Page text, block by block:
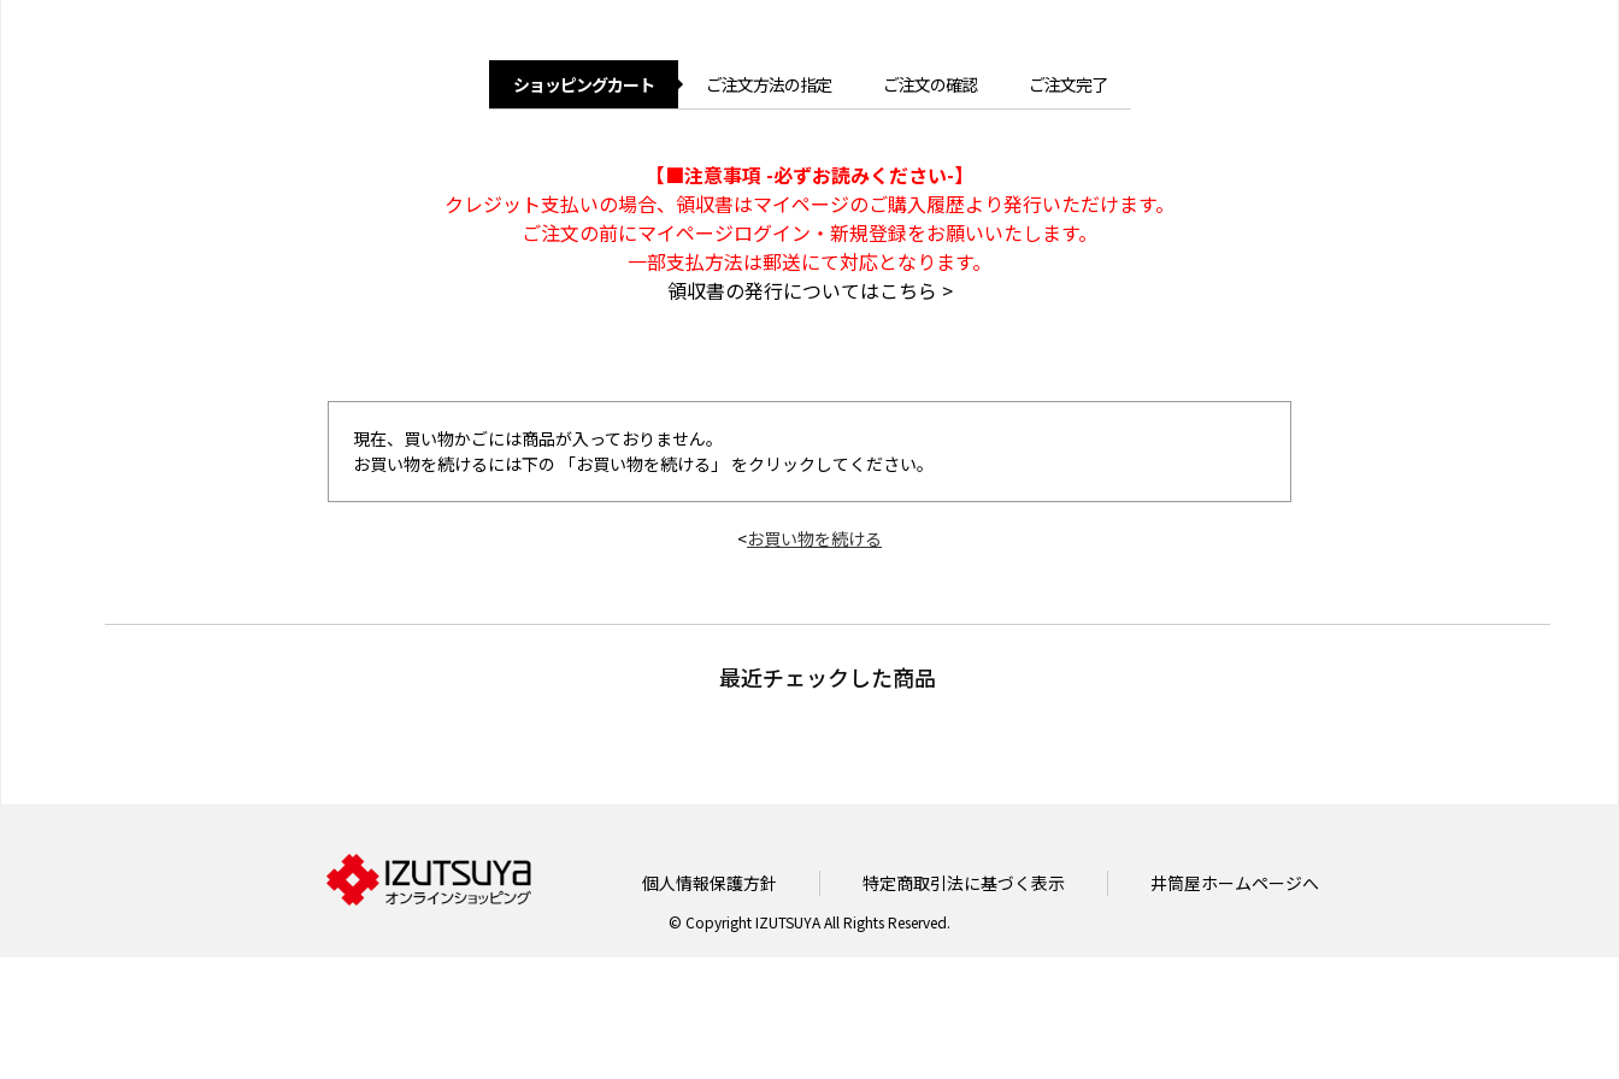
ショッピングカート ご注文方法の指定 ご注文の確認 ご注文完了
【■注意事項 -必ずお読みください-】
クレジット支払いの場合、領収書はマイページのご購入履歴より発行いただけます。
ご注文の前にマイページログイン・新規登録をお願いいたします。
一部支払方法は郵送にて対応となります。
領収書の発行についてはこちら >
現在、買い物かごには商品が入っておりません。
お買い物を続けるには下の 「お買い物を続ける」 をクリックしてください。
<
最近チェックした商品
個人情報保護方針 特定商取引法に基づく表示 井筒屋ホームページへ
© Copyright IZUTSUYA All Rights Reserved.